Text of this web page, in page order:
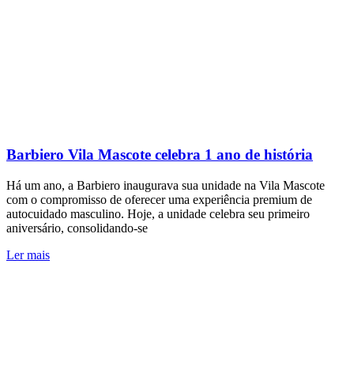
Barbiero Vila Mascote celebra 1 ano de história
Há um ano, a Barbiero inaugurava sua unidade na Vila Mascote
com o compromisso de oferecer uma experiência premium de
autocuidado masculino. Hoje, a unidade celebra seu primeiro
aniversário, consolidando-se
Ler mais